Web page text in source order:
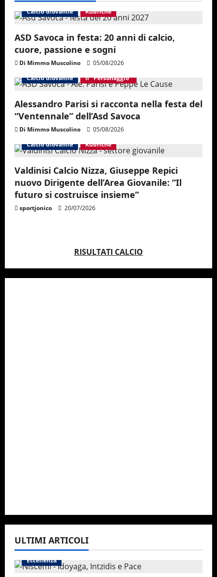
i
g
a
t
i
o
n
Calcio Giovanile Rubriche
ASD Savoca in festa: 20 anni di calcio,
cuore, passione e sogni
Di Mimmo Muscolino
05/08/2026
Calcio Giovanile
Il "Personaggio"
Alessandro Parisi si racconta nella festa del
“Ventennale” dell’Asd Savoca
Di Mimmo Muscolino
05/08/2026
Calcio Giovanile
Rubriche
Valdinisi Calcio Nizza, Giuseppe Repici
nuovo Dirigente dell’Area Giovanile: “Il
futuro si costruisce insieme”
sportjonico 20/07/2026
RISULTATI CALCIO
ULTIMI ARTICOLI
Eccellenza